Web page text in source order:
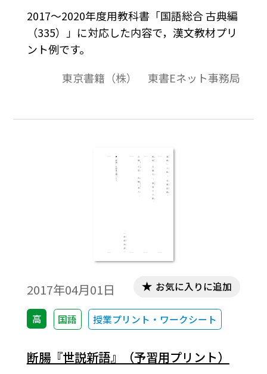
2017～2020年度用教科書「国語総合 古典編
（335）」に対応した内容で，漢文教材プリ
ント例です。
東京書籍（株） 東書Eネット事務局
2017年04月01日
高 国語 授業プリント・ワークシート
お気に入りに追加
断腸『世説新語』（予習用プリント）